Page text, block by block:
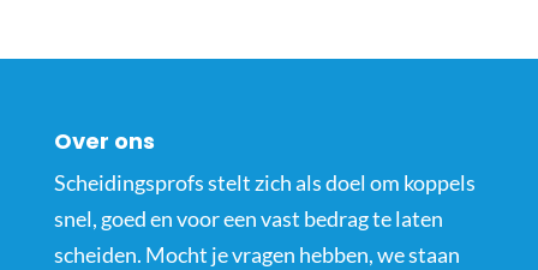
Over ons
Scheidingsprofs stelt zich als doel om koppels
snel, goed en voor een vast bedrag te laten
scheiden. Mocht je vragen hebben, we staan